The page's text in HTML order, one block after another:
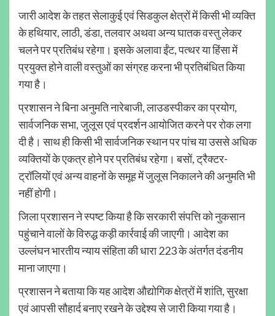
जारी आदेश के तहत सेलाकुई एवं सिडकुल क्षेत्रों में किसी भी व्यक्ति
के हथियार, लाठी, डंडा, तलवार अथवा अन्य घातक वस्तु लेकर
चलने पर प्रतिबंध रहेगा। इसके अलावा ईंट, पत्थर या हिंसा में
प्रयुक्त होने वाली वस्तुओं का संग्रह करना भी प्रतिबंधित किया
गया है।
प्रशासन ने बिना अनुमति नारेबाजी, लाउडस्पीकर का प्रयोग,
सार्वजनिक सभा, जुलूस एवं प्रदर्शन आयोजित करने पर रोक लगा
दी है। साथ ही किसी भी सार्वजनिक स्थान पर पांच या उससे अधिक
व्यक्तियों के एकत्र होने पर प्रतिबंध रहेगा। बसों, ट्रैक्टर-
ट्रॉलियों एवं अन्य वाहनों के समूह में जुलूस निकालने की अनुमति भी
नहीं होगी।
जिला प्रशासन ने स्पष्ट किया है कि सरकारी संपत्ति को नुकसान
पहुंचाने वालों के विरुद्ध कड़ी कार्रवाई की जाएगी। आदेश का
उल्लंघन भारतीय न्याय संहिता की धारा 223 के अंतर्गत दंडनीय
माना जाएगा।
प्रशासन ने बताया कि यह आदेश औद्योगिक क्षेत्रों में शांति, सुरक्षा
एवं आपसी सौहार्द बनाए रखने के उद्देश्य से जारी किया गया है।